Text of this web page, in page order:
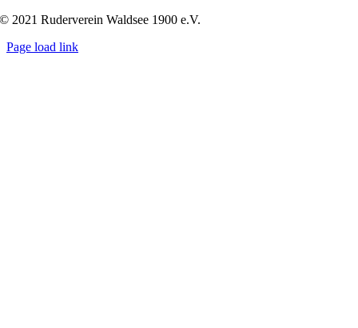
© 2021 Ruderverein Waldsee 1900 e.V.
Page load link